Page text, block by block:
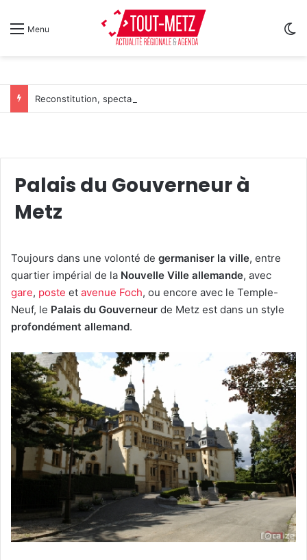
Menu
Palais du Gouverneur à
Metz
Toujours dans une volonté de germaniser la ville, entre
quartier impérial de la Nouvelle Ville allemande, avec
gare, poste et avenue Foch, ou encore avec le Temple-
Neuf, le Palais du Gouverneur de Metz est dans un style
profondément allemand.